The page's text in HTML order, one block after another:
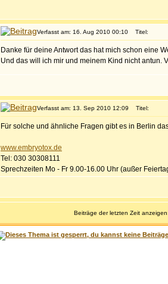
Verfasst am: 16. Aug 2010 00:10 Titel:
Danke für deine Antwort das hat mich schon eine
Und das will ich mir und meinem Kind nicht antun.
Verfasst am: 13. Sep 2010 12:09 Titel:
Für solche und ähnliche Fragen gibt es in Berlin
www.embryotox.de
Tel: 030 30308111
Sprechzeiten Mo - Fr 9.00-16.00 Uhr (außer
Beiträge der letzten Zeit